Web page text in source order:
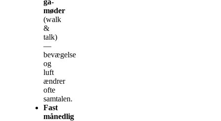
møder
(walk
&
talk)
—
bevægelse
og
luft
ændrer
ofte
samtalen.
Fast
månedlig